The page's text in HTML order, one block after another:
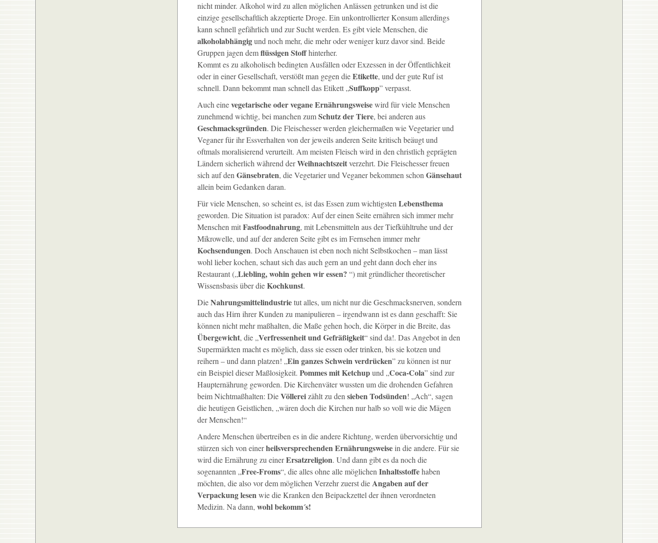
nicht minder. Alkohol wird zu allen möglichen Anlässen getrunken und ist die
einzige gesellschaftlich akzeptierte Droge. Ein unkontrollierter Konsum allerdings
kann schnell gefährlich und zur Sucht werden. Es gibt viele Menschen, die
alkoholabhängigund noch mehr, die mehr oder weniger kurz davor sind. Beide
Gruppen jagen demflüssigen Stoffhinterher.
Kommt es zu alkoholisch bedingten Ausfällen oder Exzessen in der Öffentlichkeit
oder in einer Gesellschaft, verstößt man gegen dieEtikette, und der gute Ruf ist
schnell. Dann bekommt man schnell das Etikett „Suffkopp” verpasst.
Auch einevegetarische oder vegane Ernährungsweisewird für viele Menschen
zunehmend wichtig, bei manchen zumSchutz der Tiere, bei anderen aus
Geschmacksgründen. Die Fleischesser werden gleichermaßen wie Vegetarier und
Veganer für ihr Essverhalten von der jeweils anderen Seite kritisch beäugt und
oftmals moralisierend verurteilt. Am meisten Fleisch wird in den christlich geprägten
Ländern sicherlich während derWeihnachtszeitverzehrt. Die Fleischesser freuen
sich auf den Gänsebraten, die Vegetarier und Veganer bekommen schon Gänsehaut
allein beim Gedanken daran.
Für viele Menschen, so scheint es, ist das Essen zum wichtigsten Lebensthema
geworden. Die Situation ist paradox: Auf der einen Seite ernähren sich immer mehr
Menschen mitFastfoodnahrung, mit Lebensmitteln aus der Tiefkühltruhe und der
Mikrowelle, und auf der anderen Seite gibt es im Fernsehen immer mehr
Kochsendungen. Doch Anschauen ist eben noch nicht Selbstkochen – man lässt
wohl lieber kochen, schaut sich das auch gern an und geht dann doch eher ins
Restaurant („Liebling, wohin gehen wir essen? “) mit gründlicher theoretischer
Wissensbasis über dieKochkunst.
DieNahrungsmittelindustrietut alles, um nicht nur die Geschmacksnerven, sondern
auch das Hirn ihrer Kunden zu manipulieren – irgendwann ist es dann geschafft: Sie
können nicht mehr maßhalten, die Maße gehen hoch, die Körper in die Breite, das
Übergewicht, die „Verfressenheit und Gefräßigkeit“ sind da!. Das Angebot in den
Supermärkten macht es möglich, dass sie essen oder trinken, bis sie kotzen und
reihern – und dann platzen! „Ein ganzes Schwein verdrücken” zu können ist nur
ein Beispiel dieser Maßlosigkeit. Pommes mit Ketchupund „Coca-Cola” sind zur
Haupternährung geworden. Die Kirchenväter wussten um die drohenden Gefahren
beim Nichtmaßhalten: DieVöllereizählt zu den sieben Todsünden! „Ach“, sagen
die heutigen Geistlichen, „wären doch die Kirchen nur halb so voll wie die Mägen
der Menschen!“
Andere Menschen übertreiben es in die andere Richtung, werden übervorsichtig und
stürzen sich von einerheilsversprechenden Ernährungsweisein die andere. Für sie
wird die Ernährung zu einerErsatzreligion. Und dann gibt es da noch die
sogenannten „Free-Froms“, die alles ohne alle möglichen Inhaltsstoffehaben
möchten, die also vor dem möglichen Verzehr zuerst dieAngaben auf der
Verpackung lesenwie die Kranken den Beipackzettel der ihnen verordneten
Medizin. Na dann, wohl bekomm´s!